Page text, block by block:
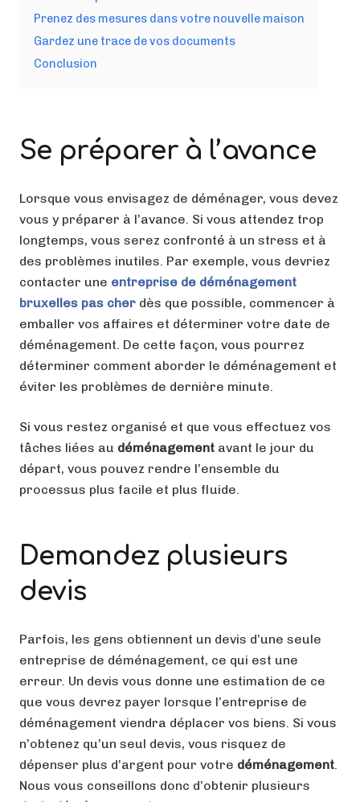
Prenez des mesures dans votre nouvelle maison
Gardez une trace de vos documents
Conclusion
Se préparer à l’avance
Lorsque vous envisagez de déménager, vous devez
vous y préparer à l’avance. Si vous attendez trop
longtemps, vous serez confronté à un stress et à
des problèmes inutiles. Par exemple, vous devriez
contacter une entreprise de déménagement
bruxelles pas cher dès que possible, commencer à
emballer vos affaires et déterminer votre date de
déménagement. De cette façon, vous pourrez
déterminer comment aborder le déménagement et
éviter les problèmes de dernière minute.
Si vous restez organisé et que vous effectuez vos
tâches liées au déménagement avant le jour du
départ, vous pouvez rendre l’ensemble du
processus plus facile et plus fluide.
Demandez plusieurs
devis
Parfois, les gens obtiennent un devis d’une seule
entreprise de déménagement, ce qui est une
erreur. Un devis vous donne une estimation de ce
que vous devrez payer lorsque l’entreprise de
déménagement viendra déplacer vos biens. Si vous
n’obtenez qu’un seul devis, vous risquez de
dépenser plus d’argent pour votre déménagement.
Nous vous conseillons donc d’obtenir plusieurs